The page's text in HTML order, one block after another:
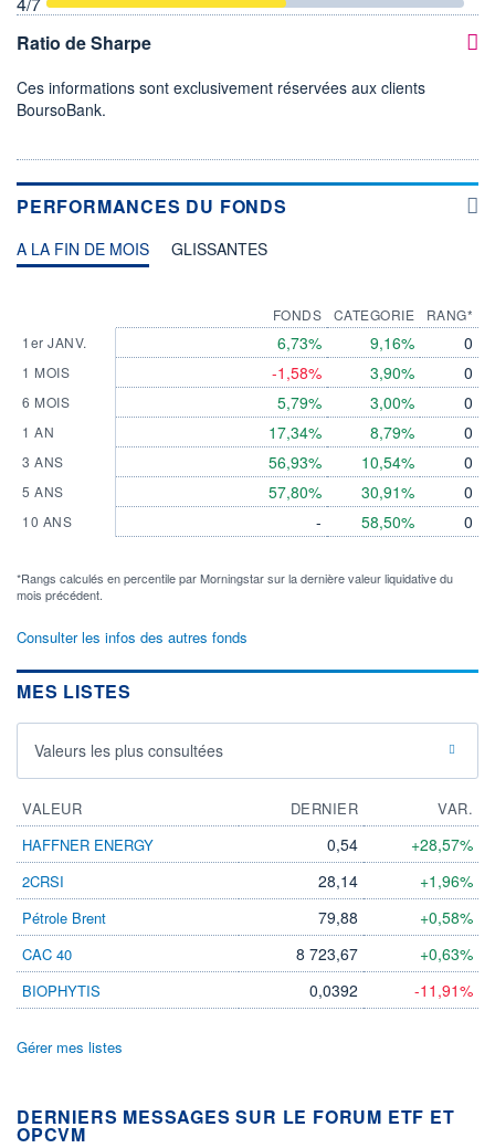
Ratio de Sharpe
Ces informations sont exclusivement réservées aux clients
BoursoBank.
PERFORMANCES DU FONDS
A LA FIN DE MOIS GLISSANTES
1er JANV.
1 MOIS
6 MOIS
1 AN
3 ANS
5 ANS
10 ANS
FONDS
6,73%
-1,58%
5,79%
17,34%
56,93%
57,80%
-
CATEGORIE
9,16%
3,90%
3,00%
8,79%
10,54%
30,91%
58,50%
RANG*
0
0
0
0
0
0
0
*Rangs calculés en percentile par Morningstar sur la dernière valeur liquidative du
mois précédent.
Consulter les infos des autres fonds
MES LISTES
Valeurs les plus consultées
VALEUR DERNIER
VAR.
HAFFNER ENERGY
0,54 +28,57%
2CRSI 28,14 +1,96%
Pétrole Brent 79,88 +0,58%
CAC 40 8 723,67 +0,63%
BIOPHYTIS 0,0392 -11,91%
Gérer mes listes
DERNIERS MESSAGES SUR LE FORUM ETF ET
OPCVM